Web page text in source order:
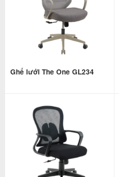
Ghế lưới The One GL234